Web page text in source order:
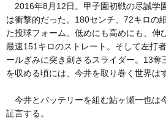
2016年8月12日。甲子園初戦の尽誠学
は衝撃的だった。180センチ、72キロの
た投球フォーム。低めにも高めにも、伸
最速151キロのストレート。そして左打
ールぎみに突き刺さるスライダー。13奪
を収める頃には、今井を取り巻く世界は
今井とバッテリーを組む鮎ヶ瀬一也は
証言する。